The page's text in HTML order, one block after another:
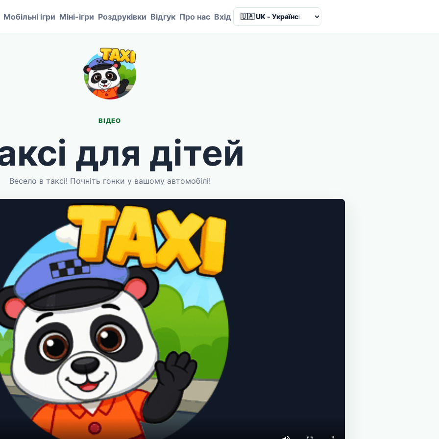
Мобільні ігри Міні-ігри Роздруківки Відгук Про нас Вхід Language
ВІДЕО
для дітей
Весело в таксі! Почніть гонки у вашому автомобілі!